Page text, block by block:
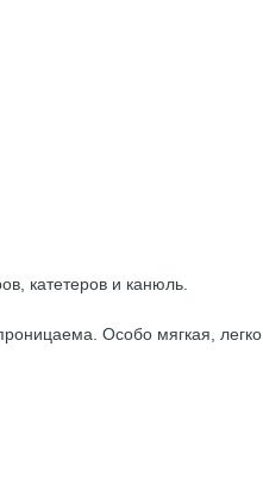
катетеров и канюль.
Особо мягкая, легко